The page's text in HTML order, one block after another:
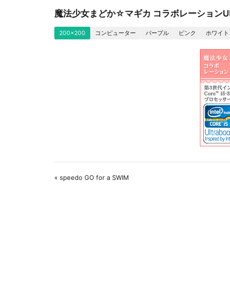
魔法少女まどか☆マギカ コラボレーション
200x200 コンピューター パープル ピンク ホワイト
« speedo GO for a SWIM